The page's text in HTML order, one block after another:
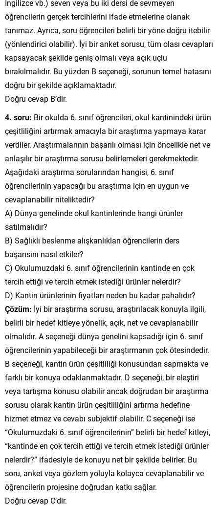
İngilizce vb.) seven veya bu iki dersi de sevmeyen
öğrencilerin gerçek tercihlerini ifade etmelerine olanak
tanımaz. Ayrıca, soru öğrencileri belirli bir yöne doğru itebilir
(yönlendirici olabilir). İyi bir anket sorusu, tüm olası cevapları
kapsayacak şekilde geniş olmalı veya açık uçlu
bırakılmalıdır. Bu yüzden B seçeneği, sorunun temel hatasını
doğru bir şekilde açıklamaktadır.
Doğru cevap B’dir.
4. soru: Bir okulda 6. sınıf öğrencileri, okul kantinindeki ürün
çeşitliliğini artırmak amacıyla bir araştırma yapmaya karar
verdiler. Araştırmalarının başarılı olması için öncelikle net ve
anlaşılır bir araştırma sorusu belirlemeleri gerekmektedir.
Aşağıdaki araştırma sorularından hangisi, 6. sınıf
öğrencilerinin yapacağı bu araştırma için en uygun ve
cevaplanabilir niteliktedir?
A) Dünya genelinde okul kantinlerinde hangi ürünler
satılmalıdır?
B) Sağlıklı beslenme alışkanlıkları öğrencilerin ders
başarısını nasıl etkiler?
C) Okulumuzdaki 6. sınıf öğrencilerinin kantinde en çok
tercih ettiği ve tercih etmek istediği ürünler nelerdir?
D) Kantin ürünlerinin fiyatları neden bu kadar pahalıdır?
Çözüm: İyi bir araştırma sorusu, araştırılacak konuyla ilgili,
belirli bir hedef kitleye yönelik, açık, net ve cevaplanabilir
olmalıdır. A seçeneği dünya genelini kapsadığı için 6. sınıf
öğrencilerinin yapabileceği bir araştırmanın çok ötesindedir.
B seçeneği, kantin ürün çeşitliliği konusundan sapmakta ve
farklı bir konuya odaklanmaktadır. D seçeneği, bir eleştiri
veya tartışma konusu olabilir ancak doğrudan bir araştırma
sorusu olarak kantin ürün çeşitliliğini artırma hedefine
hizmet etmez ve cevabı subjektif olabilir. C seçeneği ise
“Okulumuzdaki 6. sınıf öğrencilerinin” belirli bir hedef kitleyi,
“kantinde en çok tercih ettiği ve tercih etmek istediği ürünler
nelerdir?” ifadesiyle de konuyu net bir şekilde belirler. Bu
soru, anket veya gözlem yoluyla kolayca cevaplanabilir ve
öğrencilerin projesine doğrudan katkı sağlar.
Doğru cevap C’dir.